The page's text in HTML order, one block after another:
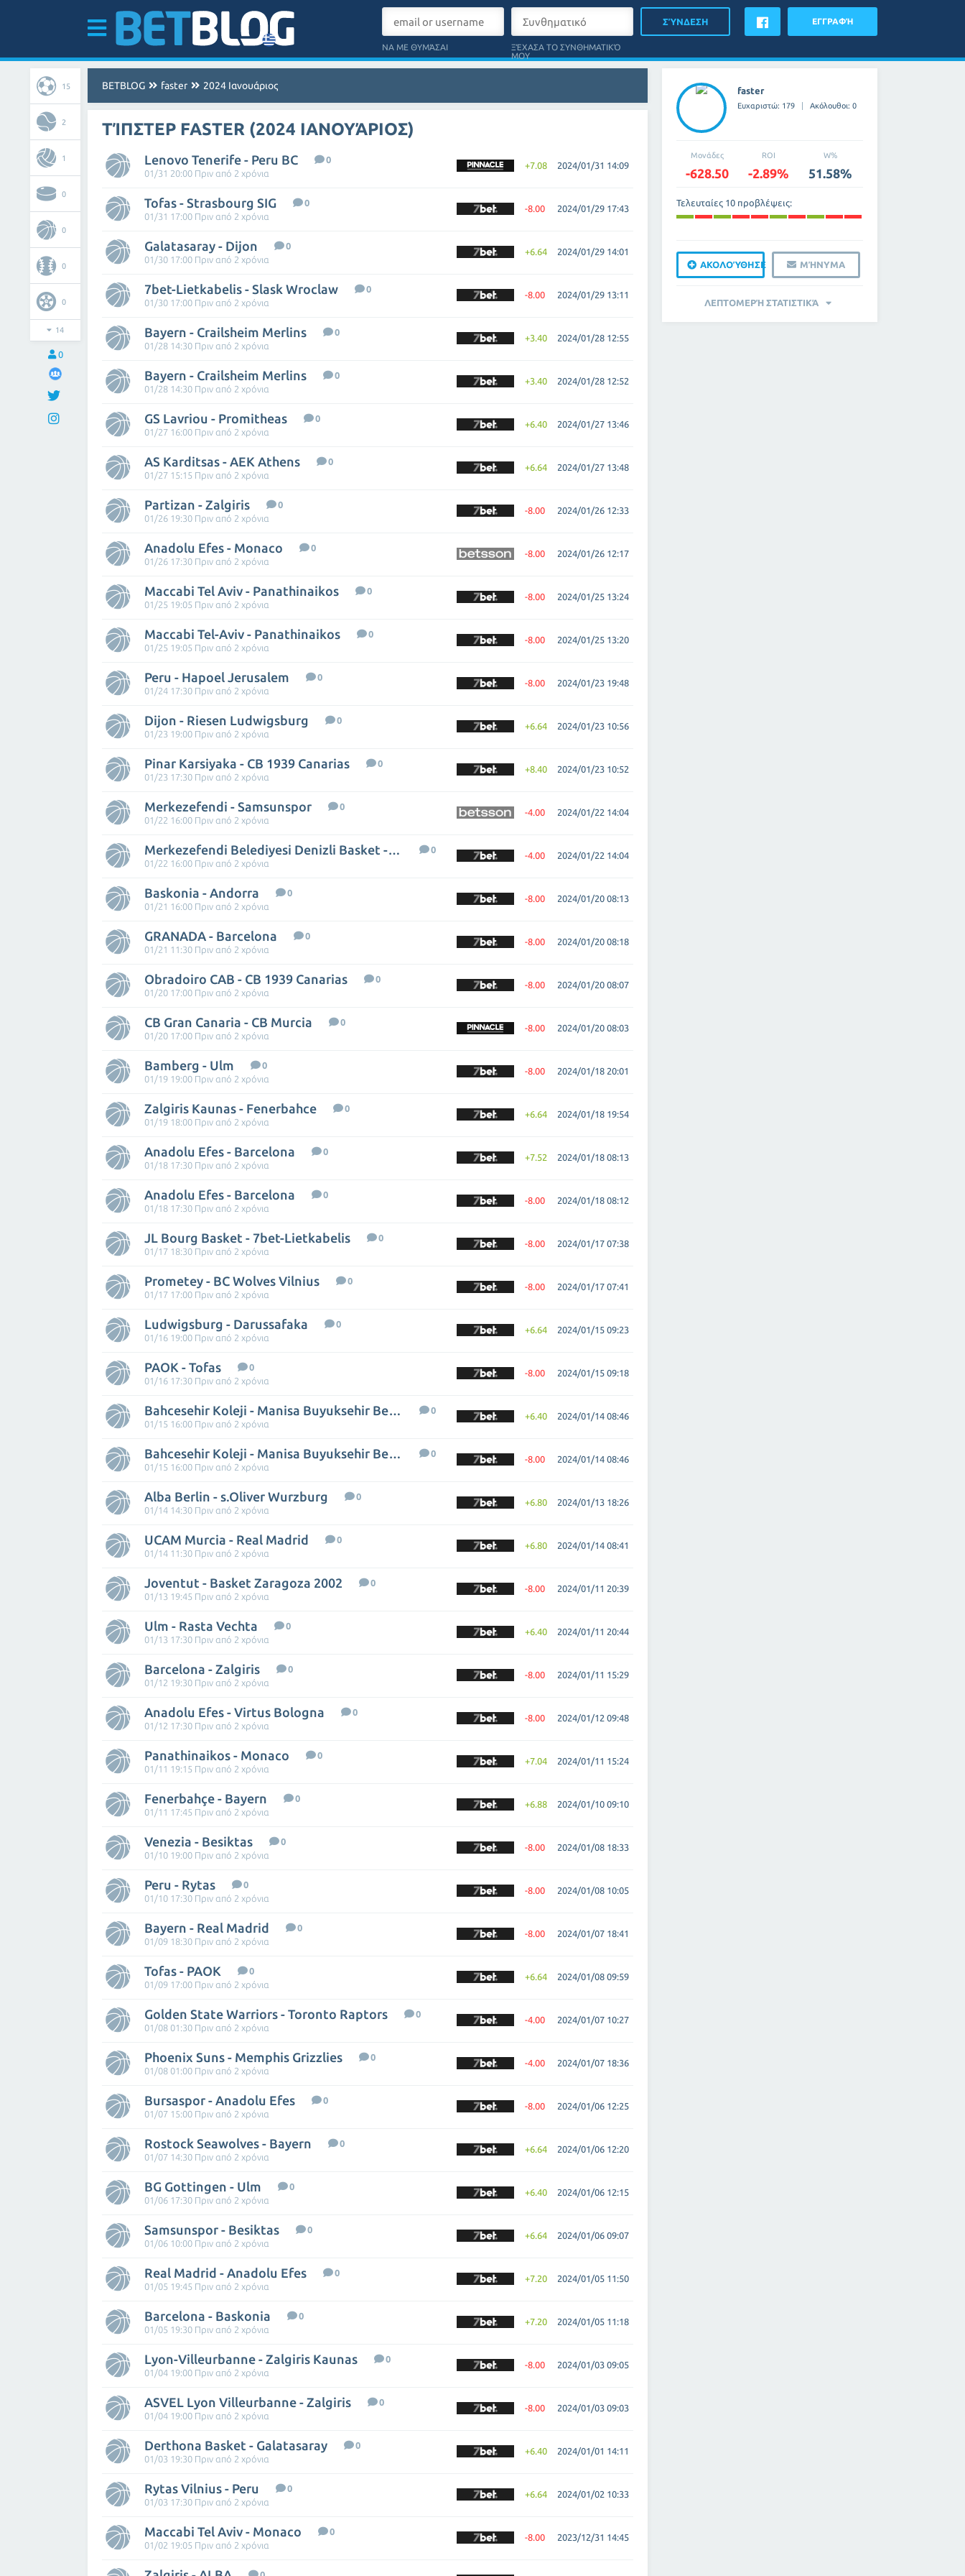
ΝΑ ΜΕ ΘΥΜΆΣΑΙ
ΞΈΧΑΣΑ ΤΟ ΣΥΝΘΗΜΑΤΙΚΌ
ΜΟΥ
ΕΓΓΡΑΦΉ
15
2
1
0
0
0
0
14
0
BETBLOG faster 2024 Ιανουάριος
ΤΊΠΣΤΕΡ FASTER (2024 ΙΑΝΟΥΆΡΙΟΣ)
Lenovo Tenerife - Peru BC
0
01/31 20:00 Πριν από 2 χρόνια
+7.08 2024/01/31 14:09
Tofas - Strasbourg SIG
0
01/31 17:00 Πριν από 2 χρόνια
-8.00 2024/01/29 17:43
Galatasaray - Dijon
0
01/30 17:00 Πριν από 2 χρόνια
+6.64 2024/01/29 14:01
7bet-Lietkabelis - Slask Wroclaw
0
01/30 17:00 Πριν από 2 χρόνια
-8.00 2024/01/29 13:11
Bayern - Crailsheim Merlins
0
01/28 14:30 Πριν από 2 χρόνια
+3.40 2024/01/28 12:55
Bayern - Crailsheim Merlins
0
01/28 14:30 Πριν από 2 χρόνια
+3.40 2024/01/28 12:52
GS Lavriou - Promitheas
0
01/27 16:00 Πριν από 2 χρόνια
+6.40 2024/01/27 13:46
AS Karditsas - AEK Athens
0
01/27 15:15 Πριν από 2 χρόνια
+6.64 2024/01/27 13:48
Partizan - Zalgiris
0
01/26 19:30 Πριν από 2 χρόνια
-8.00 2024/01/26 12:33
Anadolu Efes - Monaco
0
01/26 17:30 Πριν από 2 χρόνια
-8.00 2024/01/26 12:17
Maccabi Tel Aviv - Panathinaikos
0
01/25 19:05 Πριν από 2 χρόνια
-8.00 2024/01/25 13:24
Maccabi Tel-Aviv - Panathinaikos
0
01/25 19:05 Πριν από 2 χρόνια
-8.00 2024/01/25 13:20
Peru - Hapoel Jerusalem
0
01/24 17:30 Πριν από 2 χρόνια
-8.00 2024/01/23 19:48
Dijon - Riesen Ludwigsburg
0
01/23 19:00 Πριν από 2 χρόνια
+6.64 2024/01/23 10:56
Pinar Karsiyaka - CB 1939 Canarias
0
01/23 17:30 Πριν από 2 χρόνια
+8.40 2024/01/23 10:52
Merkezefendi - Samsunspor
0
01/22 16:00 Πριν από 2 χρόνια
-4.00 2024/01/22 14:04
Merkezefendi Belediyesi Denizli Basket - Samsunspor
0
01/22 16:00 Πριν από 2 χρόνια
-4.00 2024/01/22 14:04
Baskonia - Andorra
0
01/21 16:00 Πριν από 2 χρόνια
-8.00 2024/01/20 08:13
GRANADA - Barcelona
0
01/21 11:30 Πριν από 2 χρόνια
-8.00 2024/01/20 08:18
Obradoiro CAB - CB 1939 Canarias
0
01/20 17:00 Πριν από 2 χρόνια
-8.00 2024/01/20 08:07
CB Gran Canaria - CB Murcia
0
01/20 17:00 Πριν από 2 χρόνια
-8.00 2024/01/20 08:03
Bamberg - Ulm
0
01/19 19:00 Πριν από 2 χρόνια
-8.00 2024/01/18 20:01
Zalgiris Kaunas - Fenerbahce
0
01/19 18:00 Πριν από 2 χρόνια
+6.64 2024/01/18 19:54
Anadolu Efes - Barcelona
0
01/18 17:30 Πριν από 2 χρόνια
+7.52 2024/01/18 08:13
Anadolu Efes - Barcelona
0
01/18 17:30 Πριν από 2 χρόνια
-8.00 2024/01/18 08:12
JL Bourg Basket - 7bet-Lietkabelis
0
01/17 18:30 Πριν από 2 χρόνια
-8.00 2024/01/17 07:38
Prometey - BC Wolves Vilnius
0
01/17 17:00 Πριν από 2 χρόνια
-8.00 2024/01/17 07:41
Ludwigsburg - Darussafaka
0
01/16 19:00 Πριν από 2 χρόνια
+6.64 2024/01/15 09:23
PAOK - Tofas
0
01/16 17:30 Πριν από 2 χρόνια
-8.00 2024/01/15 09:18
Bahcesehir Koleji - Manisa Buyuksehir Belediye
0
01/15 16:00 Πριν από 2 χρόνια
+6.40 2024/01/14 08:46
Bahcesehir Koleji - Manisa Buyuksehir Belediye
0
01/15 16:00 Πριν από 2 χρόνια
-8.00 2024/01/14 08:46
Alba Berlin - s.Oliver Wurzburg
0
01/14 14:30 Πριν από 2 χρόνια
+6.80 2024/01/13 18:26
UCAM Murcia - Real Madrid
0
01/14 11:30 Πριν από 2 χρόνια
+6.80 2024/01/14 08:41
Joventut - Basket Zaragoza 2002
0
01/13 19:45 Πριν από 2 χρόνια
-8.00 2024/01/11 20:39
Ulm - Rasta Vechta
0
01/13 17:30 Πριν από 2 χρόνια
+6.40 2024/01/11 20:44
Barcelona - Zalgiris
0
01/12 19:30 Πριν από 2 χρόνια
-8.00 2024/01/11 15:29
Anadolu Efes - Virtus Bologna
0
01/12 17:30 Πριν από 2 χρόνια
-8.00 2024/01/12 09:48
Panathinaikos - Monaco
0
01/11 19:15 Πριν από 2 χρόνια
+7.04 2024/01/11 15:24
Fenerbahçe - Bayern
0
01/11 17:45 Πριν από 2 χρόνια
+6.88 2024/01/10 09:10
Venezia - Besiktas
0
01/10 19:00 Πριν από 2 χρόνια
-8.00 2024/01/08 18:33
Peru - Rytas
0
01/10 17:30 Πριν από 2 χρόνια
-8.00 2024/01/08 10:05
Bayern - Real Madrid
0
01/09 18:30 Πριν από 2 χρόνια
-8.00 2024/01/07 18:41
Tofas - PAOK
0
01/09 17:00 Πριν από 2 χρόνια
+6.64 2024/01/08 09:59
Golden State Warriors - Toronto Raptors
0
01/08 01:30 Πριν από 2 χρόνια
-4.00 2024/01/07 10:27
Phoenix Suns - Memphis Grizzlies
0
01/08 01:00 Πριν από 2 χρόνια
-4.00 2024/01/07 18:36
Bursaspor - Anadolu Efes
0
01/07 15:00 Πριν από 2 χρόνια
-8.00 2024/01/06 12:25
Rostock Seawolves - Bayern
0
01/07 14:30 Πριν από 2 χρόνια
+6.64 2024/01/06 12:20
BG Gottingen - Ulm
0
01/06 17:30 Πριν από 2 χρόνια
+6.40 2024/01/06 12:15
Samsunspor - Besiktas
0
01/06 10:00 Πριν από 2 χρόνια
+6.64 2024/01/06 09:07
Real Madrid - Anadolu Efes
0
01/05 19:45 Πριν από 2 χρόνια
+7.20 2024/01/05 11:50
Barcelona - Baskonia
0
01/05 19:30 Πριν από 2 χρόνια
+7.20 2024/01/05 11:18
Lyon-Villeurbanne - Zalgiris Kaunas
0
01/04 19:00 Πριν από 2 χρόνια
-8.00 2024/01/03 09:05
ASVEL Lyon Villeurbanne - Zalgiris
0
01/04 19:00 Πριν από 2 χρόνια
-8.00 2024/01/03 09:03
Derthona Basket - Galatasaray
0
01/03 19:30 Πριν από 2 χρόνια
+6.40 2024/01/01 14:11
Rytas Vilnius - Peru
0
01/03 17:30 Πριν από 2 χρόνια
+6.64 2024/01/02 10:33
Maccabi Tel Aviv - Monaco
0
01/02 19:05 Πριν από 2 χρόνια
-8.00 2023/12/31 14:45
faster
Ευχαριστώ: 179 Ακόλουθοι: 0
Μονάδες
-628.50
ROI
-2.89%
W%
51.58%
Τελευταίες 10 προβλέψεις:
ΑΚΟΛΟΎΘΗΣΕ ΜΉΝΥΜΑ
ΛΕΠΤΟΜΕΡΉ ΣΤΑΤΙΣΤΙΚΆ